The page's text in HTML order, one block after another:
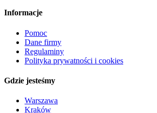
Informacje
Pomoc
Dane firmy
Regulaminy
Polityka prywatności i cookies
Gdzie jesteśmy
Warszawa
Kraków